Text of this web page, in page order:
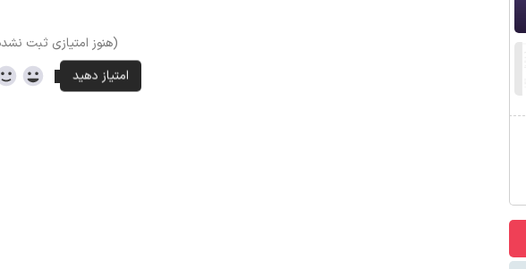
(هنوز امتیازی ثبت